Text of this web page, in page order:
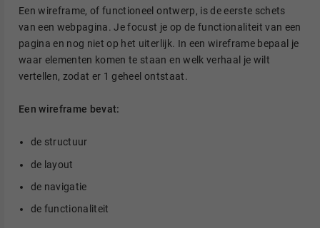
Een wireframe, of functioneel ontwerp, is de eerste schets
van een webpagina. Je focust je op de functionaliteit van een
pagina en nog niet op het uiterlijk. In een wireframe bepaal je
waar elementen komen te staan en welk verhaal je wilt
vertellen, zodat er 1 geheel ontstaat.
Een wireframe bevat:
de structuur
de layout
de navigatie
de functionaliteit